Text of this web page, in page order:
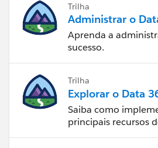
Trilha
Administrar o
Aprenda a
sucesso.
Trilha
Explorar o Data
Saiba como
principais recursos